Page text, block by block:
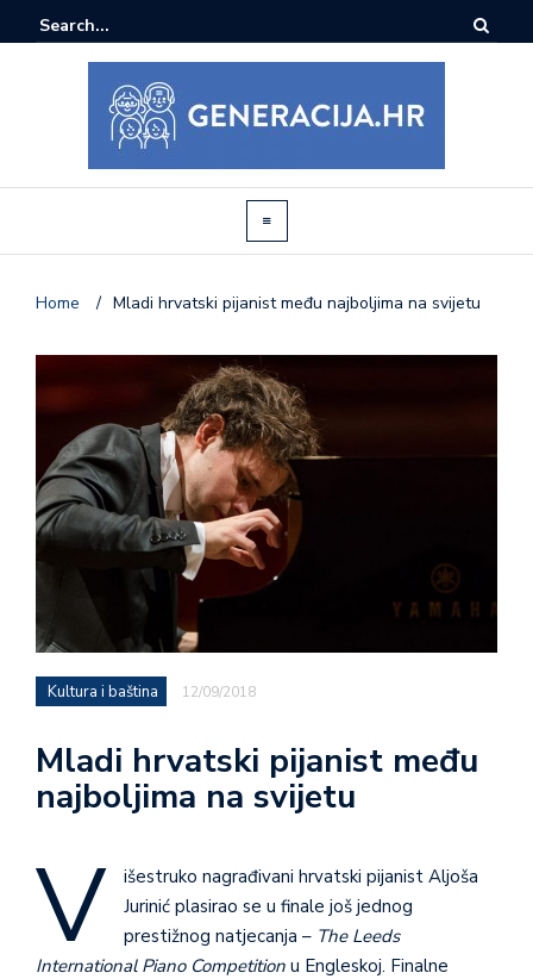
Home / Mladi hrvatski pijanist među najboljima na svijetu
Kultura i baština 12/09/2018
Mladi hrvatski pijanist među
najboljima na svijetu
V
išestruko nagrađivani hrvatski pijanist Aljoša
Jurinić plasirao se u finale još jednog
prestižnog natjecanja – The Leeds
International Piano Competition u Engleskoj. Finalne